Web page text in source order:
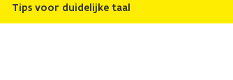
Tips voor duidelijke taal